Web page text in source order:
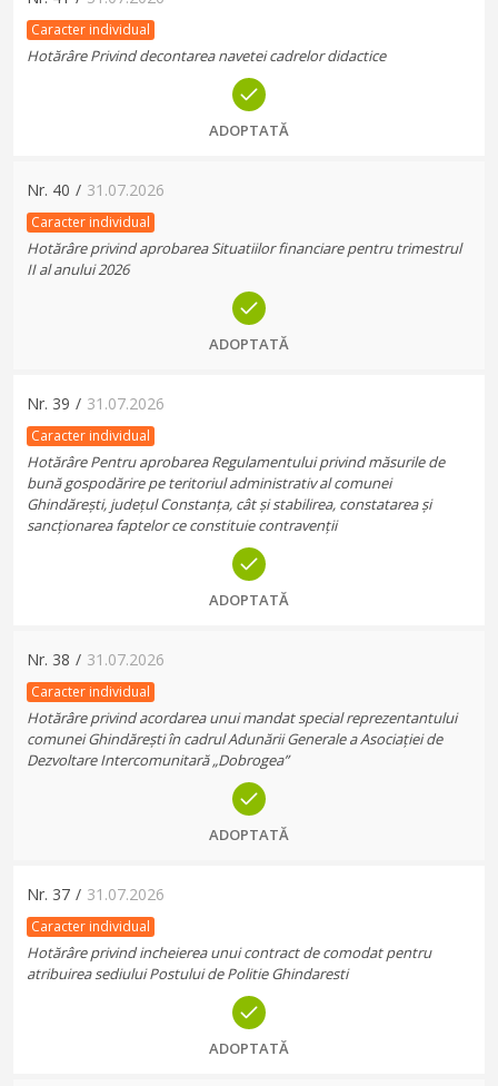
Caracter individual
Hotărâre Privind decontarea navetei cadrelor didactice
ADOPTATĂ
Nr. 40 / 31.07.2026
Caracter individual
Hotărâre privind aprobarea Situatiilor financiare pentru trimestrul
II al anului 2026
ADOPTATĂ
Nr. 39 / 31.07.2026
Caracter individual
Hotărâre Pentru aprobarea Regulamentului privind măsurile de
bună gospodărire pe teritoriul administrativ al comunei
Ghindărești, județul Constanța, cât și stabilirea, constatarea și
sancționarea faptelor ce constituie contravenții
ADOPTATĂ
Nr. 38 / 31.07.2026
Caracter individual
Hotărâre privind acordarea unui mandat special reprezentantului
comunei Ghindărești în cadrul Adunării Generale a Asociației de
Dezvoltare Intercomunitară „Dobrogea”
ADOPTATĂ
Nr. 37 / 31.07.2026
Caracter individual
Hotărâre privind incheierea unui contract de comodat pentru
atribuirea sediului Postului de Politie Ghindaresti
ADOPTATĂ